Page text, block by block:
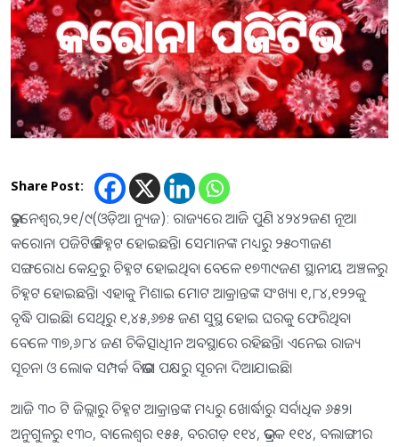
Share Post:
ଭୁବନେଶ୍ୱର,୨୧/୯(ଓଡ଼ିଆ ନ୍ୟୁଜ): ରାଜ୍ୟରେ ଆଜି ପୁଣି ୪୨୪୨ଜଣ ନୂଆ
କରୋନା ପଜିଟିଭ ଚିହ୍ନଟ ହୋଇଛନ୍ତି। ସେମାନଙ୍କ ମଧ୍ୟରୁ ୨୫୦୩ଜଣ
ସଙ୍ଗରୋଧ କେନ୍ଦ୍ରରୁ ଚିହ୍ନଟ ହୋଇଥିବା ବେଳେ ୧୭୩୯ଜଣ ସ୍ଥାନୀୟ ଅଞ୍ଚଳରୁ
ଚିହ୍ନଟ ହୋଇଛନ୍ତି। ଏହାକୁ ମିଶାଇ ମୋଟ ଆକ୍ରାନ୍ତଙ୍କ ସଂଖ୍ୟା ୧,୮୪,୧୨୨କୁ
ବୃଦ୍ଧି ପାଇଛି। ସେଥିରୁ ୧,୪୫,୬୭୫ ଜଣ ସୁସ୍ଥ ହୋଇ ଘରକୁ ଫେରିଥିବା
ବେଳେ ୩୭,୬୮୪ ଜଣ ଚିକିତ୍ସାଧିୀନ ଅବସ୍ଥାରେ ରହିଛନ୍ତି। ଏନେଇ ରାଜ୍ୟ
ସୂଚନା ଓ ଲୋକ ସମ୍ପର୍କ ବିଭାଗ ପକ୍ଷରୁ ସୂଚନା ଦିଆଯାଇଛି।
ଆଜି ୩୦ ଟି ଜିଲ୍ଲାରୁ ଚିହ୍ନଟ ଆକ୍ରାନ୍ତଙ୍କ ମଧ୍ୟରୁ ଖୋର୍ଦ୍ଧାରୁ ସର୍ବାଧିକ ୬୫୨।
ଅନୁଗୁଳରୁ ୧୩୦, ବାଲେଶ୍ୱର ୧୫୫, ବରଗଡ଼ ୧୧୪, ଭଦ୍ରକ ୧୧୪, ବଲାଙ୍ଗୀର